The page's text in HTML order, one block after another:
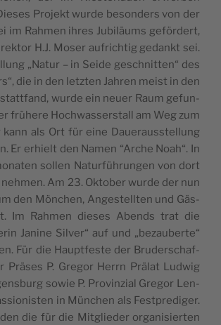
Pro­jekt wur­de beson­ders von der
im Rahmen ihres Jubi­läums geför­dert,
H.J. Moser aufric­htig gedankt sei.
„Natur – in Seide gesc­hnit­ten“ des
die in den letz­ten Jahren meist in den
wur­de ein neu­er Raum gefun­
frühe­re Hoc­hwas­ser­s­tall am Weg zum
kann als Ort für eine Dau­e­ra­us­s­tel­lung
Er erhi­elt den Namen “Arc­he Noah“. In
sol­len Natur­führun­gen von dort
Am 23. Okt­ober wur­de der nun
den Mönc­hen, Ange­s­tellten und Gäs­
Im Rahmen die­ses Abends trat die
Jan­ine Sil­ver“ auf und „beza­u­ber­te“
Für die Hau­pt­fe­s­te der Bru­der­sc­ha­f­
Präses P. Gre­gor Herrn Prälat Ludwig
sowie P. Pro­vin­zi­al Gre­gor Len­
in Münc­hen als Fest­pre­di­ger.
die für die Mit­gli­e­der orga­ni­si­er­ten